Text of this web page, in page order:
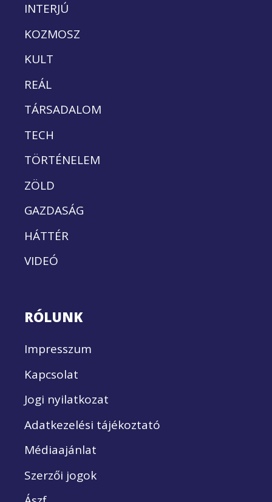
INTERJÚ
KOZMOSZ
KULT
REÁL
TÁRSADALOM
TECH
TÖRTÉNELEM
ZÖLD
GAZDASÁG
HÁTTÉR
VIDEÓ
RÓLUNK
Impresszum
Kapcsolat
Jogi nyilatkozat
Adatkezelési tájékoztató
Médiaajánlat
Szerzői jogok